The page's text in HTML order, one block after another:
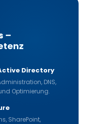
–
Directory
DNS,
Optimierung.
SharePoint,